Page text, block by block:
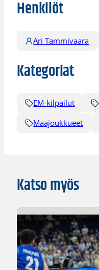
Henkilöt
Ari Tammivaara
Kategoriat
EM-kilpailut
Maajoukkueet
Katso myös